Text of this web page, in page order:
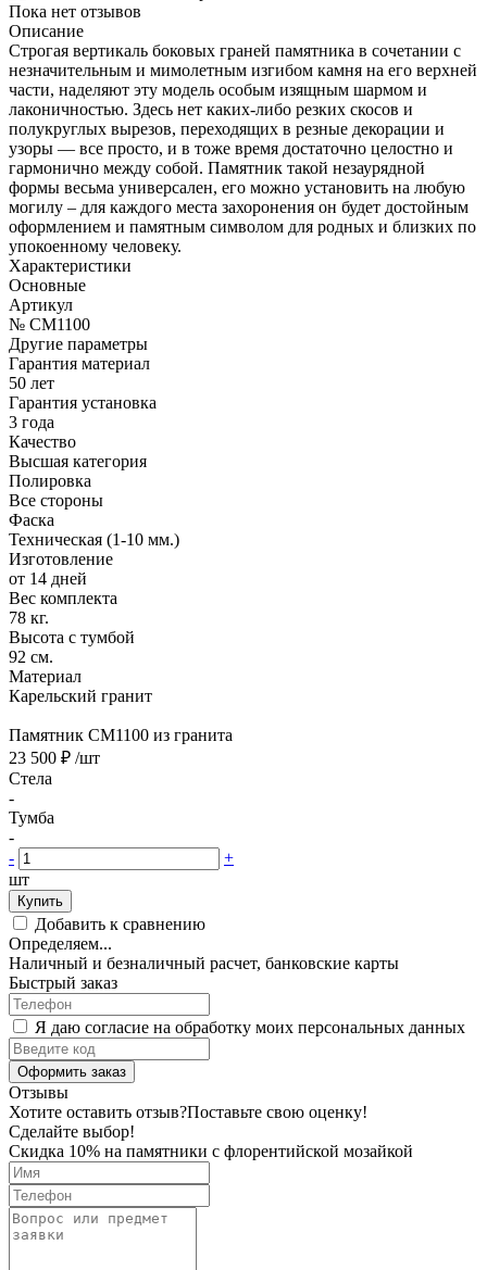
Пока нет отзывов
Описание
Строгая вертикаль боковых граней памятника в сочетании с
незначительным и мимолетным изгибом камня на его верхней
части, наделяют эту модель особым изящным шармом и
лаконичностью. Здесь нет каких-либо резких скосов и
полукруглых вырезов, переходящих в резные декорации и
узоры — все просто, и в тоже время достаточно целостно и
гармонично между собой. Памятник такой незаурядной
формы весьма универсален, его можно установить на любую
могилу – для каждого места захоронения он будет достойным
оформлением и памятным символом для родных и близких по
упокоенному человеку.
Характеристики
Основные
Артикул
№ CM1100
Другие параметры
Гарантия материал
50 лет
Гарантия установка
3 года
Качество
Высшая категория
Полировка
Все стороны
Фаска
Техническая (1-10 мм.)
Изготовление
от 14 дней
Вес комплекта
78 кг.
Высота с тумбой
92 см.
Материал
Карельский гранит
Памятник CM1100 из гранита
23 500 ₽ /шт
Стела
-
Тумба
-
-
+
шт
Купить
Добавить к сравнению
Определяем...
Наличный и безналичный расчет, банковские карты
Быстрый заказ
Я даю согласие на обработку моих персональных данных
Оформить заказ
Отзывы
Хотите оставить отзыв?Поставьте свою оценку!
Сделайте выбор!
Скидка 10% на памятники с флорентийской мозайкой